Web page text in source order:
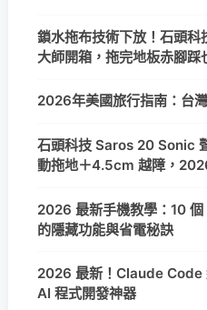
鎖水拖布技術下放！石頭
大師開箱，拖完地板赤腳踩
2026年美國旅行指南：台
石頭科技 Saros 20 Sonic
動拖地＋4.5cm 越障，
2026 最新手機教學：10
的隱藏功能與省電秘訣
2026 最新！Claude Code
AI 程式開發神器